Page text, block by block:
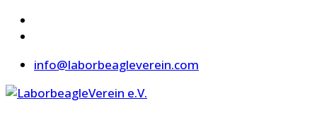
info@laborbeagleverein.com